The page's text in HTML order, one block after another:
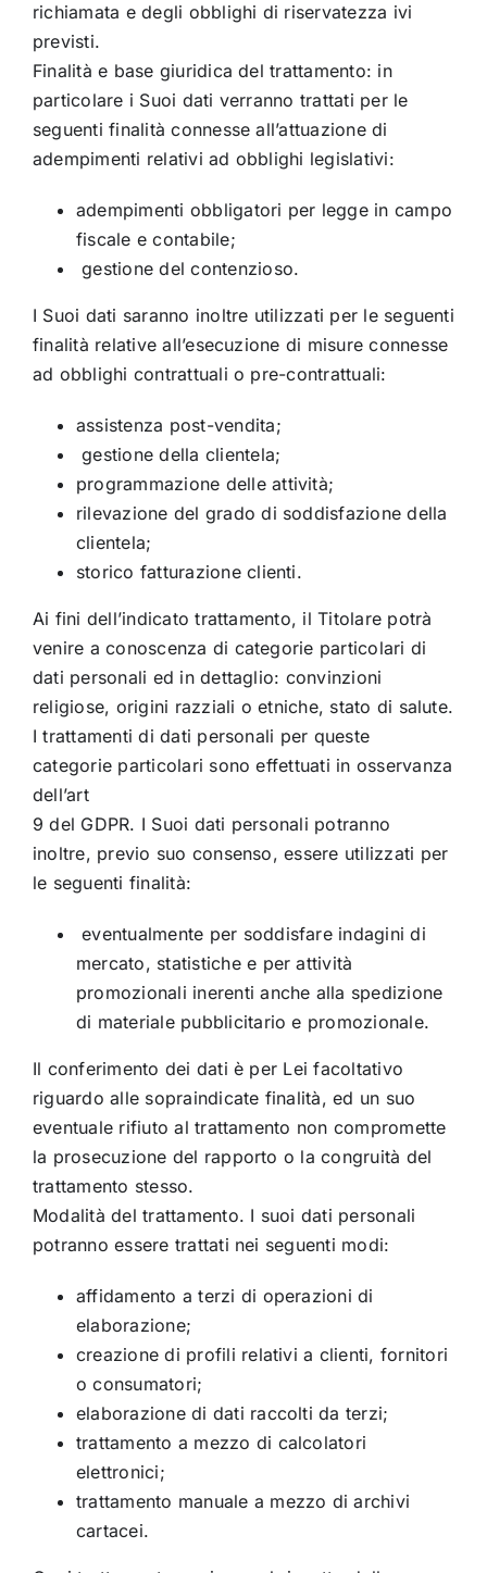
richiamata e degli obblighi di riservatezza ivi
previsti.
Finalità e base giuridica del trattamento: in
particolare i Suoi dati verranno trattati per le
seguenti finalità connesse all’attuazione di
adempimenti relativi ad obblighi legislativi:
adempimenti obbligatori per legge in campo
fiscale e contabile;
gestione del contenzioso.
I Suoi dati saranno inoltre utilizzati per le seguenti
finalità relative all’esecuzione di misure connesse
ad obblighi contrattuali o pre-contrattuali:
assistenza post-vendita;
gestione della clientela;
programmazione delle attività;
rilevazione del grado di soddisfazione della
clientela;
storico fatturazione clienti.
Ai fini dell’indicato trattamento, il Titolare potrà
venire a conoscenza di categorie particolari di
dati personali ed in dettaglio: convinzioni
religiose, origini razziali o etniche, stato di salute.
I trattamenti di dati personali per queste
categorie particolari sono effettuati in osservanza
dell’art
9 del GDPR. I Suoi dati personali potranno
inoltre, previo suo consenso, essere utilizzati per
le seguenti finalità:
eventualmente per soddisfare indagini di
mercato, statistiche e per attività
promozionali inerenti anche alla spedizione
di materiale pubblicitario e promozionale.
Il conferimento dei dati è per Lei facoltativo
riguardo alle sopraindicate finalità, ed un suo
eventuale rifiuto al trattamento non compromette
la prosecuzione del rapporto o la congruità del
trattamento stesso.
Modalità del trattamento. I suoi dati personali
potranno essere trattati nei seguenti modi:
affidamento a terzi di operazioni di
elaborazione;
creazione di profili relativi a clienti, fornitori
o consumatori;
elaborazione di dati raccolti da terzi;
trattamento a mezzo di calcolatori
elettronici;
trattamento manuale a mezzo di archivi
cartacei.